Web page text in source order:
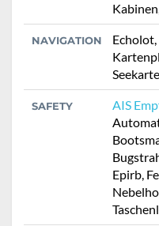
NAVIGATION
Echolot,
SAFETY AIS
Epirb,